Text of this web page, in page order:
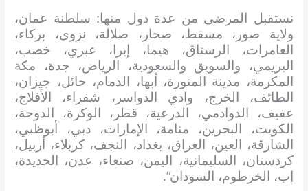
نستقبل المرضى من عدة دول منها: سلطنة عمان،
ولاية صور، مسقط، صحار، صلالة، نزوى، بركاء،
العامرات، الرستاق، هيما، إبرا، عبري، خصب،
البريمي، والسويق والسعودية، الرياض، جدة، مكة
المكرمة، مدينة المنورة، أبها، الدمام، حائل، جيزان،
الطائف، الخرج، وادي الدواسر، شقراء، الأفلاج،
عفيف، الدوادمي، الدرعية، قطر، الوكرة، الدوحة،
الكويت، البحرين، منامة، الإمارات، دبي، أبوظبي،
الشارقة، العين، العراق، بغداد، النجف، كربلاء، أربيل،
كردستان، السليمانية، اليمن، صنعاء، عدن، الحديدة،
إب، الخرطوم، السودان”.